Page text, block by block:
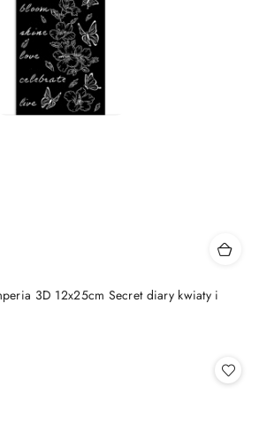
3D 12x25cm Secret diary kwiaty i